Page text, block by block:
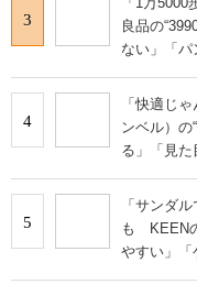
3
良品の
ない」「
4
「快適じ
ンベル）
る」「見た
5
「サンダ
も KEEN
やすい」「